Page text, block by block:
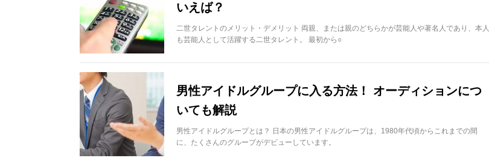
いえば？
二世タレントのメリット・デメリット 両親、または親のどちらかが芸能人や著名人であり、本人
も芸能人として活躍する二世タレント。 最初から○
男性アイドルグループに入る方法！ オーディションにつ
いても解説
男性アイドルグループとは？ 日本の男性アイドルグループは、1980年代頃からこれまでの間
に、たくさんのグループがデビューしています。